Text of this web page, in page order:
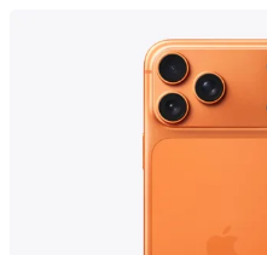
платежи, начинающиеся с